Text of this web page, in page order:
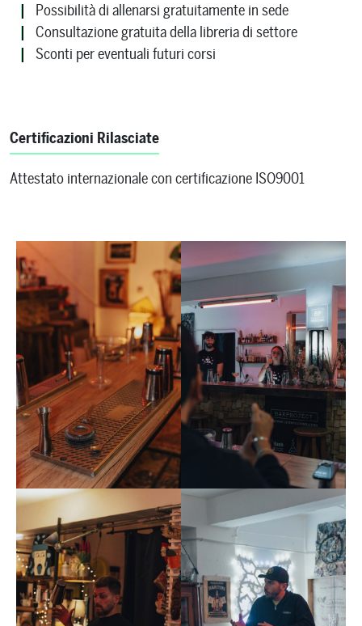
Possibilità di allenarsi gratuitamente in sede
Consultazione gratuita della libreria di settore
Sconti per eventuali futuri corsi
Certificazioni Rilasciate
Attestato internazionale con certificazione ISO9001